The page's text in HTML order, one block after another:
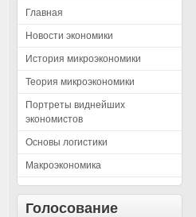
Главная
Новости экономики
История микроэкономики
Теория микроэкономики
Портреты виднейших
экономистов
Основы логистики
Макроэкономика
Голосование